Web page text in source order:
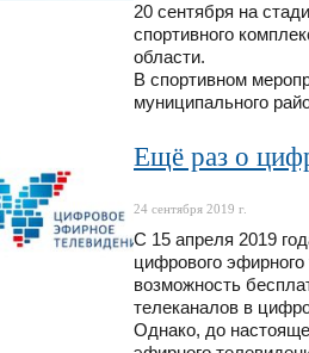
20 сентября на
спортивного
области.
В спортивном
муниципального
Ещё раз о
24 сентября 2019 г.
С 15 апреля 2019
цифрового
возможность
телеканалов в
Однако, до